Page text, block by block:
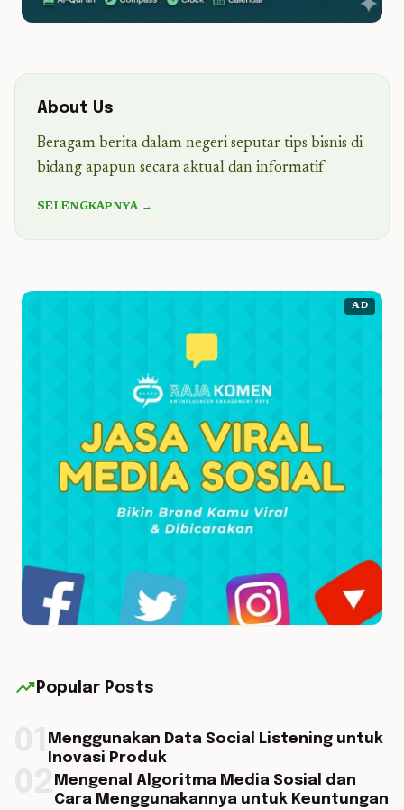
About Us
Beragam berita dalam negeri seputar tips bisnis di
bidang apapun secara aktual dan informatif
SELENGKAPNYA →
AD
trending_up Popular Posts
Menggunakan Data Social Listening untuk
Inovasi Produk
Mengenal Algoritma Media Sosial dan
Cara Menggunakannya untuk Keuntungan